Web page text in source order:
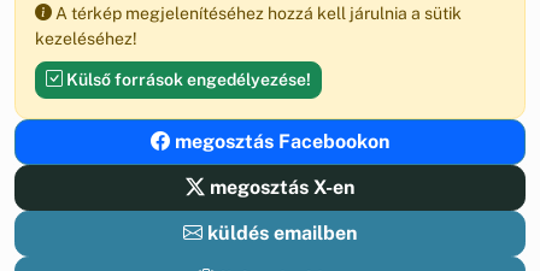
A térkép megjelenítéséhez hozzá kell járulnia a sütik
kezeléséhez!
Külső források engedélyezése!
megosztás Facebookon
megosztás X-en
küldés emailben